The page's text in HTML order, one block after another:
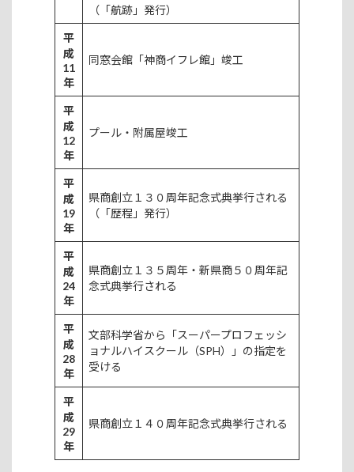
（「航跡」発行）
平
成
11
年
同窓会館「神商イフレ館」竣工
平
成
12
年
プール・附属屋竣工
平
成
19
年
県商創立１３０周年記念式典挙行される
（「歴程」発行）
平
成
24
年
県商創立１３５周年・新県商５０周年記
念式典挙行される
平
成
28
年
文部科学省から「スーパープロフェッシ
ョナルハイスクール（SPH）」の指定を
受ける
平
成
29
年
県商創立１４０周年記念式典挙行される